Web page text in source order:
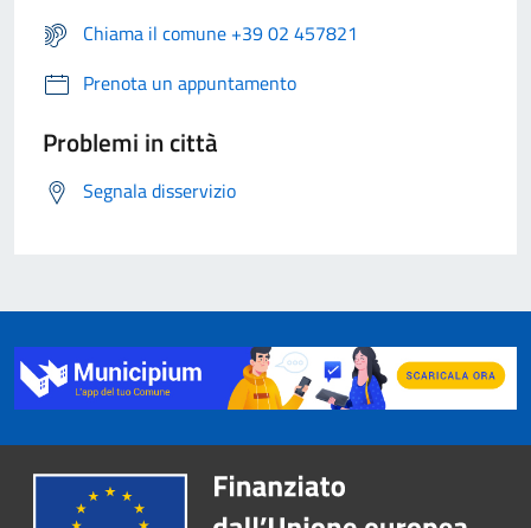
Chiama il comune +39 02 457821
Prenota un appuntamento
Problemi in città
Segnala disservizio